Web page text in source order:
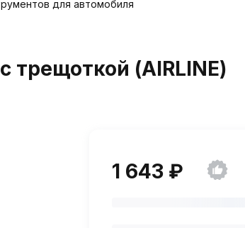
для автомобиля
трещоткой (AIRLINE)
1 643 ₽